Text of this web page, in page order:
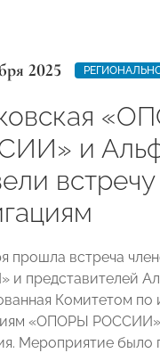
2025
и
прошла встреча
и представителей
Комитетом по
«ОПОРЫ РОССИИ»
Мероприятие